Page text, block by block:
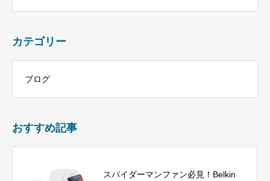
カテゴリー
ブログ
おすすめ記事
スパイダーマンファン必見！Belkin